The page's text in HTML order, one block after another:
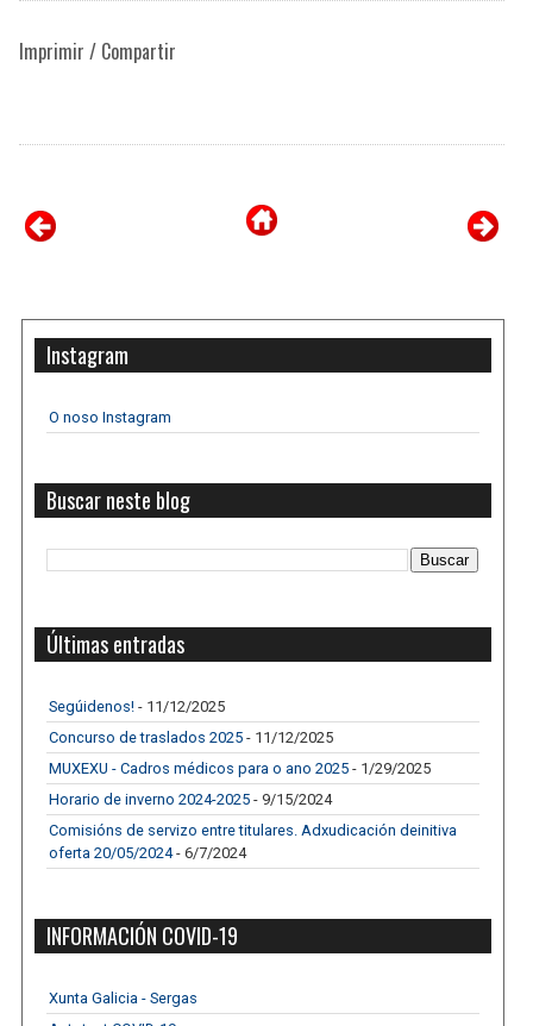
Imprimir / Compartir
Instagram
O noso Instagram
Buscar neste blog
Últimas entradas
Segúidenos! - 11/12/2025
Concurso de traslados 2025 - 11/12/2025
MUXEXU - Cadros médicos para o ano 2025 - 1/29/2025
Horario de inverno 2024-2025 - 9/15/2024
Comisións de servizo entre titulares. Adxudicación deinitiva
oferta 20/05/2024- 6/7/2024
INFORMACIÓN COVID-19
Xunta Galicia - Sergas